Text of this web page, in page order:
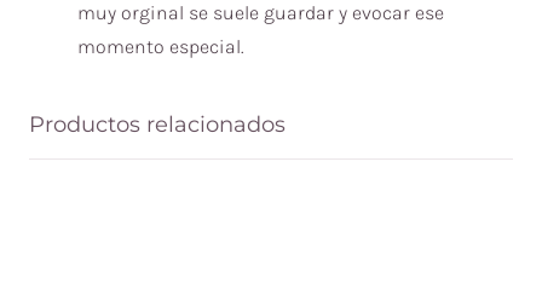
muy orginal se suele guardar y evocar ese
momento especial.
Productos relacionados